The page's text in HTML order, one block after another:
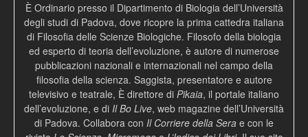
È Ordinario presso il Dipartimento di Biologia dell’Università
degli studi di Padova, dove ricopre la prima cattedra italiana
di Filosofia delle Scienze Biologiche. Filosofo della biologia
ed esperto di teoria dell’evoluzione, è autore di numerose
pubblicazioni nazionali e internazionali nel campo della
filosofia della scienza. Saggista, presentatore e autore
televisivo e teatrale, È direttore di Pikaia, il portale italiano
dell’evoluzione, e di Il Bo Live, web magazine dell’Università
di Padova. Collabora con Il Corriere della Sera e con le